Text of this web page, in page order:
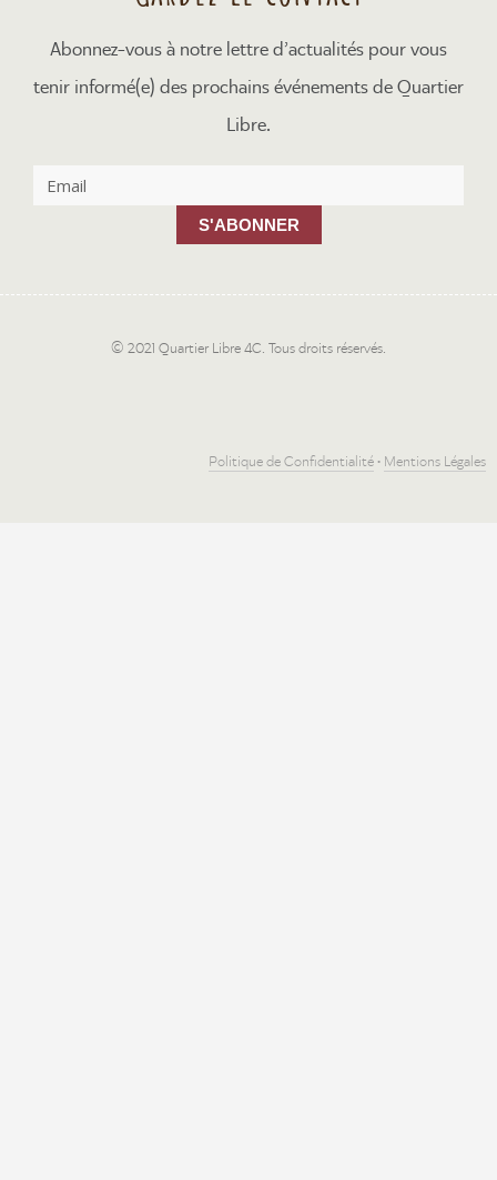
Abonnez-vous à notre lettre d’actualités pour vous
tenir informé(e) des prochains événements de Quartier
Libre.
S'ABONNER
© 2021 Quartier Libre 4C. Tous droits réservés.
Politique de Confidentialité • Mentions Légales